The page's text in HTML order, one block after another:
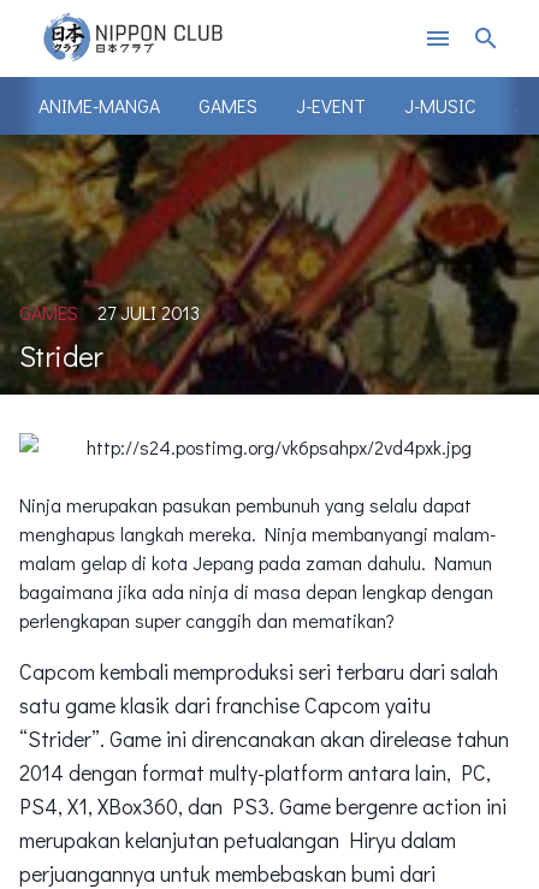
menu search
ANIME-MANGA GAMES J-EVENT J-MUSIC J-
GAMES 27 JULI 2013
Strider
Ninja merupakan pasukan pembunuh yang selalu dapat
menghapus langkah mereka. Ninja membanyangi malam-
malam gelap di kota Jepang pada zaman dahulu. Namun
bagaimana jika ada ninja di masa depan lengkap dengan
perlengkapan super canggih dan mematikan?
Capcom kembali memproduksi seri terbaru dari salah
satu game klasik dari franchise Capcom yaitu
“Strider”. Game ini direncanakan akan direlease tahun
2014 dengan format multy-platform antara lain, PC,
PS4, X1, XBox360, dan PS3. Game bergenre action ini
merupakan kelanjutan petualangan Hiryu dalam
perjuangannya untuk membebaskan bumi dari